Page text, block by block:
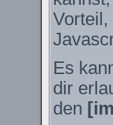
Vorteil,
Es
dir
den